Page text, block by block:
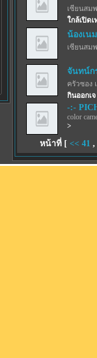
เซียนสม
ใกล้เปิด
น้องเน
เซียนสม
จันทน์ก
ครัวซอง
กินออกเจ
-:-
color
>
หน้าที่ [ << 41 ,